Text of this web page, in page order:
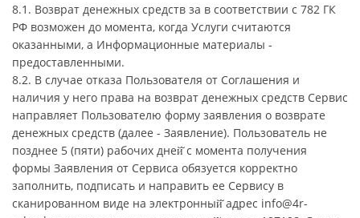
8.1. Возврат денежных средств за в соответствии с 782 ГК
РФ возможен до момента, когда Услуги считаются
оказанными, а Информационные материалы -
предоставленными.
8.2. В случае отказа Пользователя от Соглашения и
наличия у него права на возврат денежных средств Сервис
направляет Пользователю форму заявления о возврате
денежных средств (далее - Заявление). Пользователь не
позднее 5 (пяти) рабочих дней̆ с момента получения
формы Заявления от Сервиса обязуется корректно
заполнить, подписать и направить ее Сервису в
сканированном виде на электронный̆ адрес info@4r-